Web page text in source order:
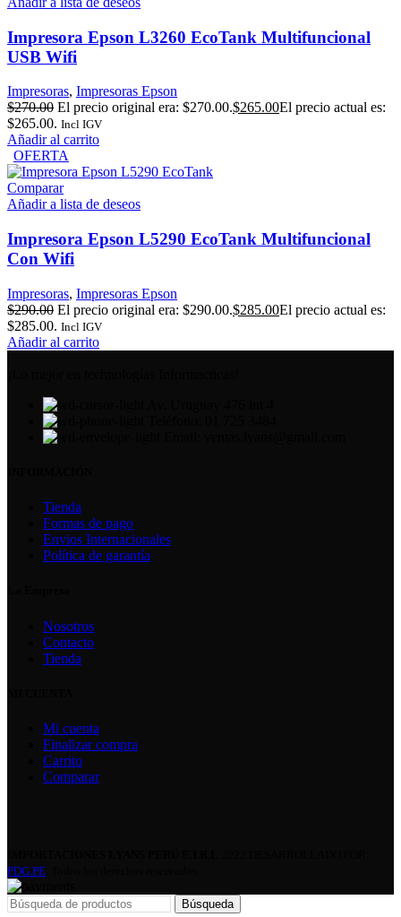
Impresora Epson L3260 EcoTank Multifuncional
USB Wifi
Impresoras, Impresoras Epson
$270.00 El precio original era: $270.00.$265.00El precio actual es:
$265.00. Incl IGV
Añadir al carrito
OFERTA
Comparar
Añadir a lista de deseos
Impresora Epson L5290 EcoTank Multifuncional
Con Wifi
Impresoras, Impresoras Epson
$290.00 El precio original era: $290.00.$285.00El precio actual es:
$285.00. Incl IGV
Añadir al carrito
Tienda
Formas de pago
Envios Internacionales
Política de garantía
Nosotros
Contacto
Tienda
Mi cuenta
Finalizar compra
Carrito
Comparar
PDG.PE
Búsqueda